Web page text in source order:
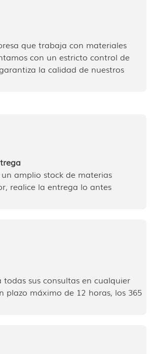
que trabaja con materiales
con un estricto control de
la calidad de nuestros
amplio stock de materias
realice la entrega lo antes
todas sus consultas en cualquier
plazo máximo de 12 horas, los 365